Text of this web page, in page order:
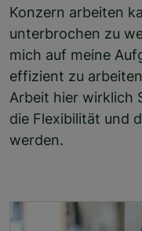
Konzern arbeiten
unterbrochen zu
mich auf meine
effizient zu
Arbeit hier wirklich
die Flexibilität und
werden.